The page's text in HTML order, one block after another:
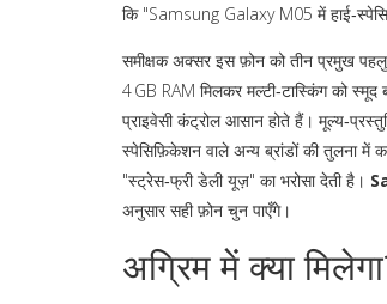
कि "Samsung Galaxy M05 में
समीक्षक अक्सर इस फ़ोन को तीन प्रमुख
4 GB RAM मिलकर मल्टी‑टास्किंग को
प्राइवेसी कंट्रोल आसान होते हैं।
स्पेसिफ़िकेशन वाले अन्य ब्रांडों की तुलना में
"स्ट्रेस‑फ्री डेली यूज़" का भरोसा देती है।
अनुसार सही फ़ोन चुन पाएँगे।
अग्रिम में क्या